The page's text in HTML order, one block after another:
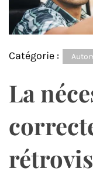
Catégorie :
La